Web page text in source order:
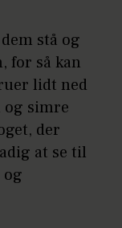
stå og
for så kan
lidt ned
og simre
der
at se til
og